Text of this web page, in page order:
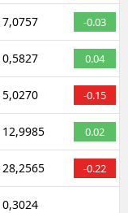
7,0757 -0.03
0,5827 0.04
5,0270 -0.15
12,9985 0.02
28,2565 -0.22
0,3024